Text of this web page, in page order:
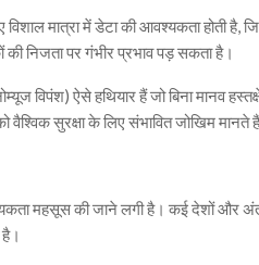
मात्रा में डेटा की आवश्यकता होती है,
की निजता पर गंभीर प्रभाव पड़ सकता है।
विपंश) ऐसे हथियार हैं जो बिना मानव
सुरक्षा के लिए संभावित जोखिम मानते
महसूस की जाने लगी है। कई देशों और